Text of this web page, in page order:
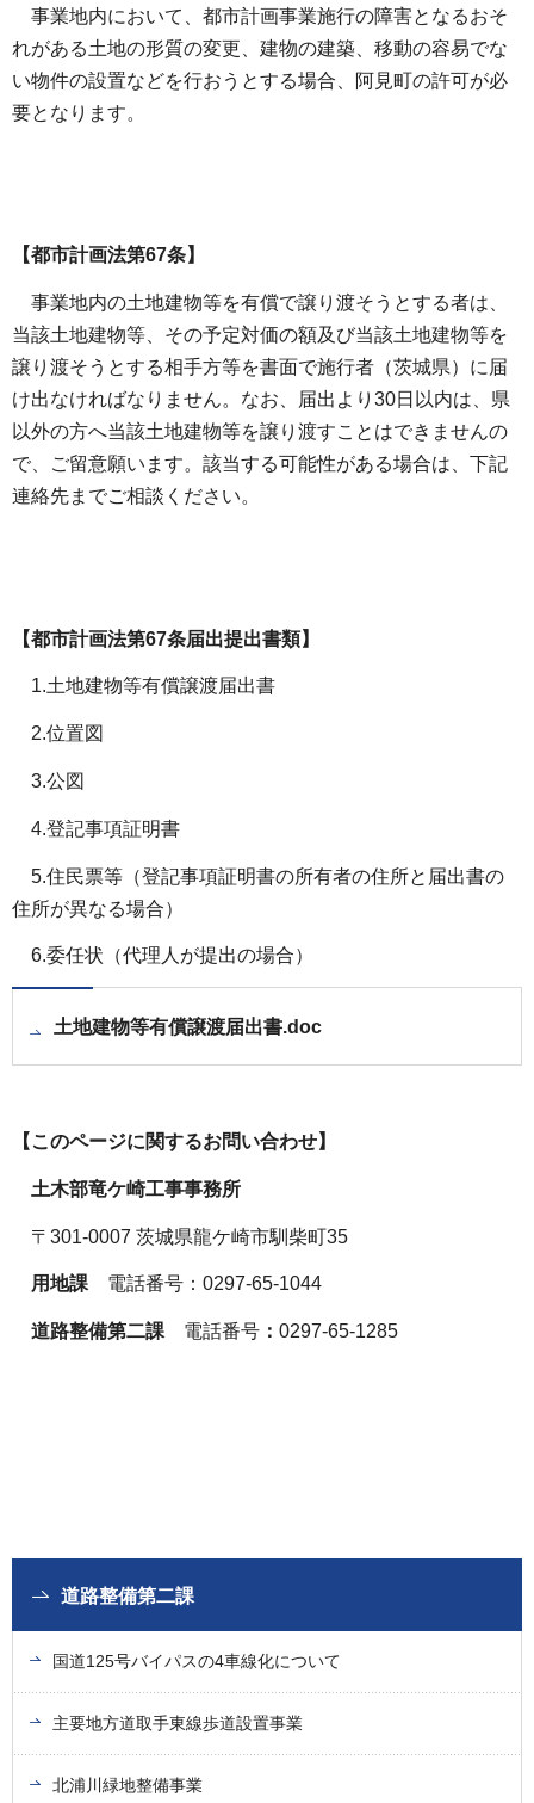
事業地内において、都市計画事業施行の障害となるおそ
れがある土地の形質の変更、建物の建築、移動の容易でな
い物件の設置などを行おうとする場合、阿見町の許可が必
要となります。
【都市計画法第67条】
事業地内の土地建物等を有償で譲り渡そうとする者は、
当該土地建物等、その予定対価の額及び当該土地建物等を
譲り渡そうとする相手方等を書面で施行者（茨城県）に届
け出なければなりません。なお、届出より30日以内は、県
以外の方へ当該土地建物等を譲り渡すことはできませんの
で、ご留意願います。該当する可能性がある場合は、下記
連絡先までご相談ください。
【都市計画法第67条届出提出書類】
1.土地建物等有償譲渡届出書
2.位置図
3.公図
4.登記事項証明書
5.住民票等（登記事項証明書の所有者の住所と届出書の
住所が異なる場合）
6.委任状（代理人が提出の場合）
土地建物等有償譲渡届出書.doc
【このページに関するお問い合わせ】
土木部竜ケ崎工事事務所
〒301-0007 茨城県龍ケ崎市馴柴町35
用地課 電話番号：0297-65-1044
道路整備第二課 電話番号 ： 0297-65-1285
道路整備第二課
国道125号バイパスの4車線化について
主要地方道取手東線歩道設置事業
北浦川緑地整備事業